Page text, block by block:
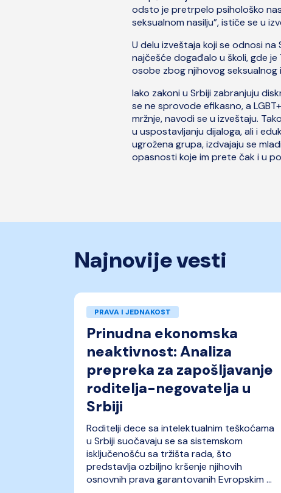
odsto je pretrpelo psihološko
seksualnom nasilju”, ističe se u
U delu izveštaja koji se odnosi
najčešće događalo u školi, gde je
osobe zbog njihovog
Iako zakoni u Srbiji zabranjuju
se ne sprovode efikasno, a
mržnje, navodi se u izveštaju.
u uspostavljanju dijaloga, ali i
ugrožena grupa, izdvajaju se
opasnosti koje im prete čak i u
Najnovije vesti
PRAVA I JEDNAKOST
Prinudna ekonomska
neaktivnost: Analiza
prepreka za zapošljavanje
roditelja-negovatelja u
Srbiji
Roditelji dece sa intelektualnim teškoćama
u Srbiji suočavaju se sa sistemskom
isključenošću sa tržišta rada, što
predstavlja ozbiljno kršenje njihovih
osnovnih prava garantovanih Evropskim ...